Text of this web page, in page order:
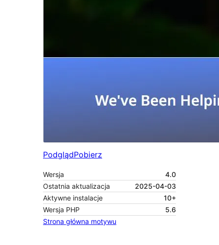
PodglądPobierz
Wersja
4.0
Ostatnia aktualizacja
2025-04-03
Aktywne instalacje
10+
Wersja PHP
5.6
Strona główna motywu